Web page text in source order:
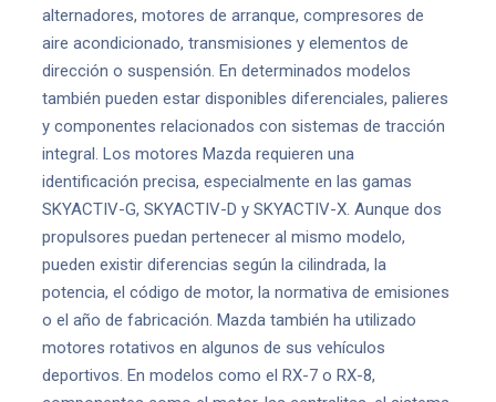
alternadores, motores de arranque, compresores de
aire acondicionado, transmisiones y elementos de
dirección o suspensión. En determinados modelos
también pueden estar disponibles diferenciales, palieres
y componentes relacionados con sistemas de tracción
integral. Los motores Mazda requieren una
identificación precisa, especialmente en las gamas
SKYACTIV-G, SKYACTIV-D y SKYACTIV-X. Aunque dos
propulsores puedan pertenecer al mismo modelo,
pueden existir diferencias según la cilindrada, la
potencia, el código de motor, la normativa de emisiones
o el año de fabricación. Mazda también ha utilizado
motores rotativos en algunos de sus vehículos
deportivos. En modelos como el RX-7 o RX-8,